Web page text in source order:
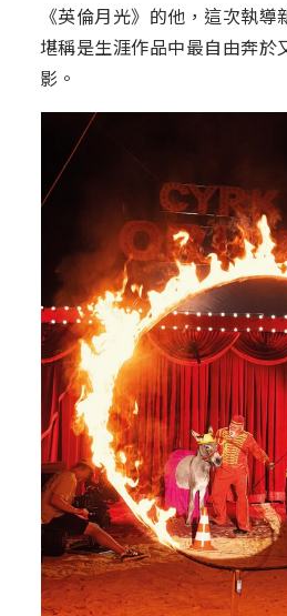
《英倫月光》的他，這次執導
堪稱是生涯作品中最自由奔於
影。